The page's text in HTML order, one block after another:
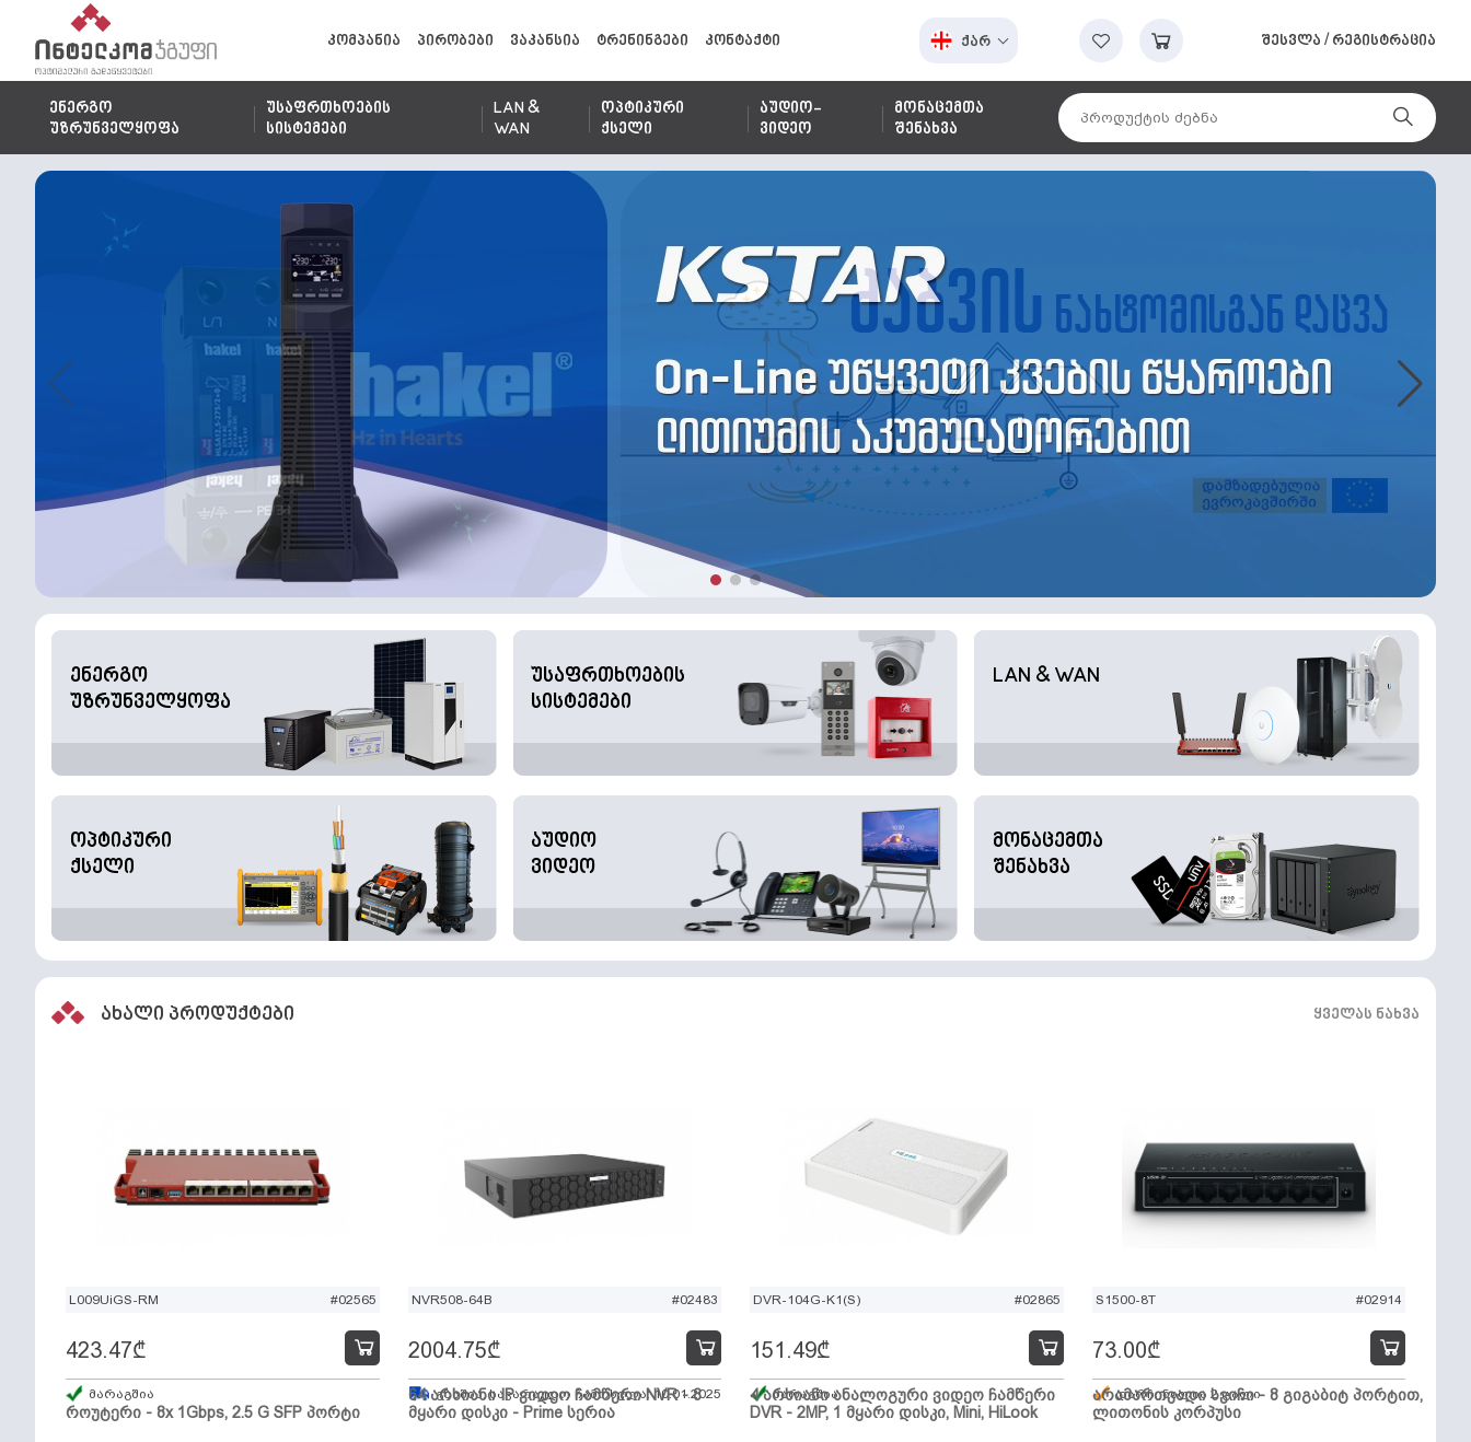
კომპანია პირობები ვაკანსია ტრენინგები კონტაქტი ქარ შესვლა / რეგისტრაცია
ენერგო
უზრუნველყოფა
უსაფრთხოების
სისტემები
LAN &
WAN
ოპტიკური
ქსელი
აუდიო-
ვიდეო
მონაცემთა
შენახვა
ენერგო
უზრუნველყოფა
უსაფრთხოების
სისტემები
LAN & WAN
ოპტიკური
ქსელი
აუდიო
ვიდეო
მონაცემთა
შენახვა
ახალი პროდუქტები ყველას ნახვა
L009UiGS-RM #02565
როუტერი - 8x 1Gbps, 2.5 G SFP პორტი
423.47₾
მარაგშია
NVR508-64B #02483
64 არხიანი IP ვიდეო ჩამწერი NVR - 8
მყარი დისკი - Prime სერია
2004.75₾
გზაშია, სავარაუდო ჩამოსვლა: 10.01.2025
DVR-104G-K1(S) #02865
4 არხიანი ანალოგური ვიდეო ჩამწერი
DVR - 2MP, 1 მყარი დისკი, Mini, HiLook
151.49₾
მარაგშია
S1500-8T #02914
არამართვადი სვიჩი - 8 გიგაბიტ პორტით,
ლითონის კორპუსი
73.00₾
დარჩენილია 2 ცალი